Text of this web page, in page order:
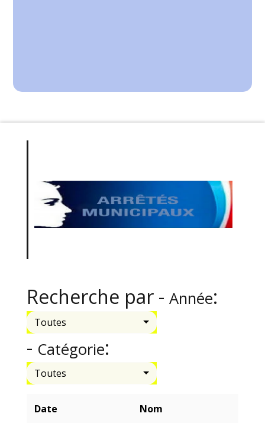
Recherche par - Année:
Toutes
- Catégorie:
Toutes
Date Nom